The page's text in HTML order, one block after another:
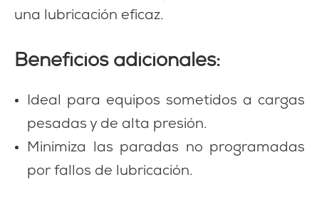
una lubricación eficaz.
Beneficios adicionales:
Ideal para equipos sometidos a cargas
pesadas y de alta presión.
Minimiza las paradas no programadas
por fallos de lubricación.